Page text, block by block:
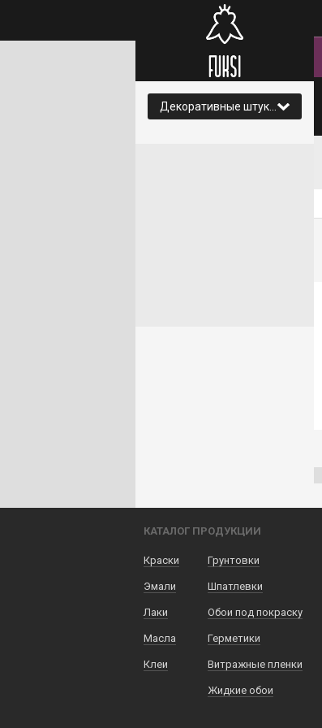
КАТАЛОГ ПРОДУКЦИИ
Краски
Эмали
Лаки
Масла
Клеи
Грунтовки
Шпатлевки
Обои под покраску
Герметики
Витражные пленки
Жидкие обои